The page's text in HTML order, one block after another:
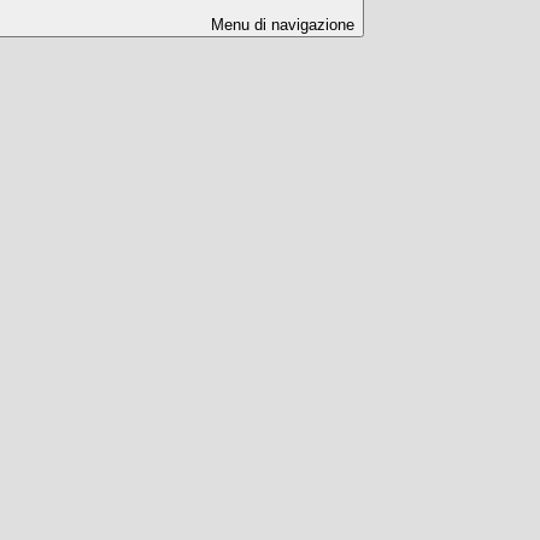
Menu di navigazione